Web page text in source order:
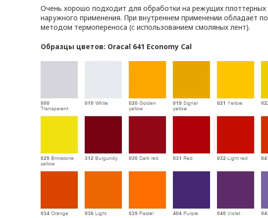
Очень хорошо подходит для обработки на режущих плоттерных
наружного применения. При внутреннем применении обладает
методом термопереноса (с использованием смоляных лент).
Образцы цветов: Oracal 641 Economy Cal